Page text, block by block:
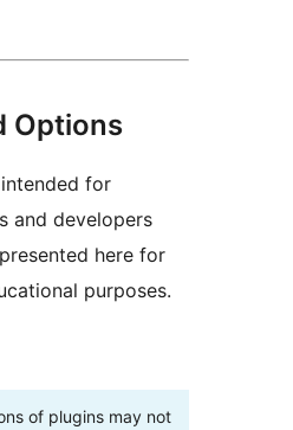
Options
for
and developers
here for
purposes.
of plugins may not